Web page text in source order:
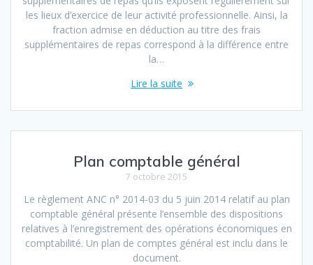
les lieux d’exercice de leur activité professionnelle. Ainsi, la
fraction admise en déduction au titre des frais
supplémentaires de repas correspond à la différence entre
la…
Lire la suite
Plan comptable général
7 octobre 2015
Le règlement ANC n° 2014-03 du 5 juin 2014 relatif au plan
comptable général présente l’ensemble des dispositions
relatives à l’enregistrement des opérations économiques en
comptabilité. Un plan de comptes général est inclu dans le
document.